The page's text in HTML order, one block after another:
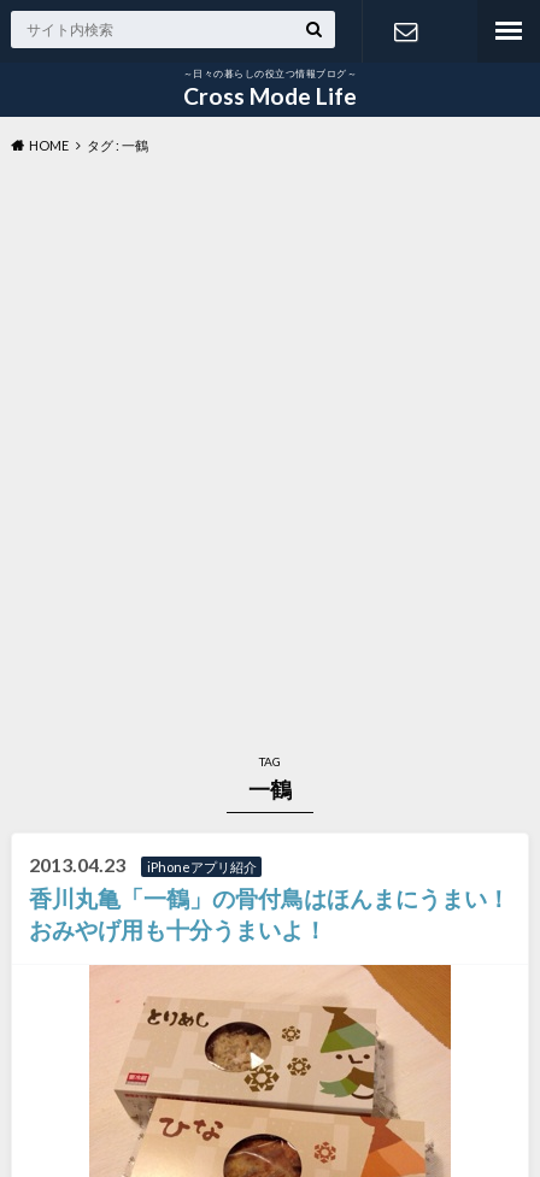
～日々の暮らしの役立つ情報ブログ～
Cross Mode Life
HOME タグ : 一鶴
TAG
一鶴
2013.04.23 iPhoneアプリ紹介
香川丸亀「一鶴」の骨付鳥はほんまにうまい！
おみやげ用も十分うまいよ！